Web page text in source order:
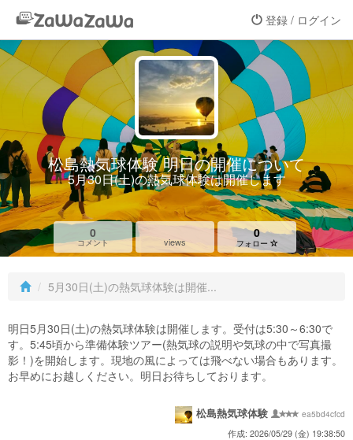
登録 / ログイン
松島熱気球体験 明日の開催について
5月30日(土)の熱気球体験は開催します
0
コメント views
0
フォロー
5月30日(土)の熱気球体験は開催...
明日5月30日(土)の熱気球体験は開催します。受付は5:30～6:30で
す。5:45頃から準備体験ツアー(熱気球の説明や気球の中で写真撮
影！)を開始します。現地の風によっては飛べない場合もあります。
お早めにお越しください。明日お待ちしております。
松島熱気球体験
ea5bd4cfcd
作成: 2026/05/29 (金) 19:38:50